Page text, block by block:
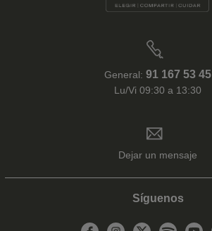
General: 91 167 53 45
Lu/Vi 09:30 a 13:30
Dejar un mensaje
Síguenos